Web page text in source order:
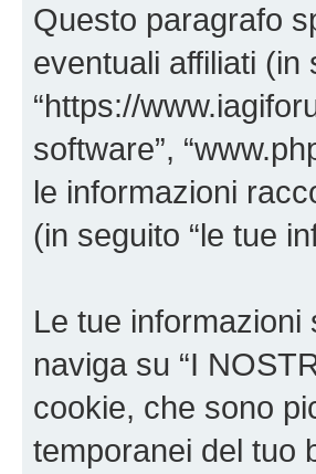
Questo paragrafo
eventuali affiliati (in
“https://
software”,
le informazioni
(in seguito “le tue
Le tue
naviga su “I
cookie, che sono
temporanei del tuo